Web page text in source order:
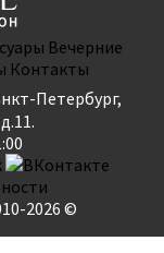
Вечерние
Контакты
Петербург,
2026 ©